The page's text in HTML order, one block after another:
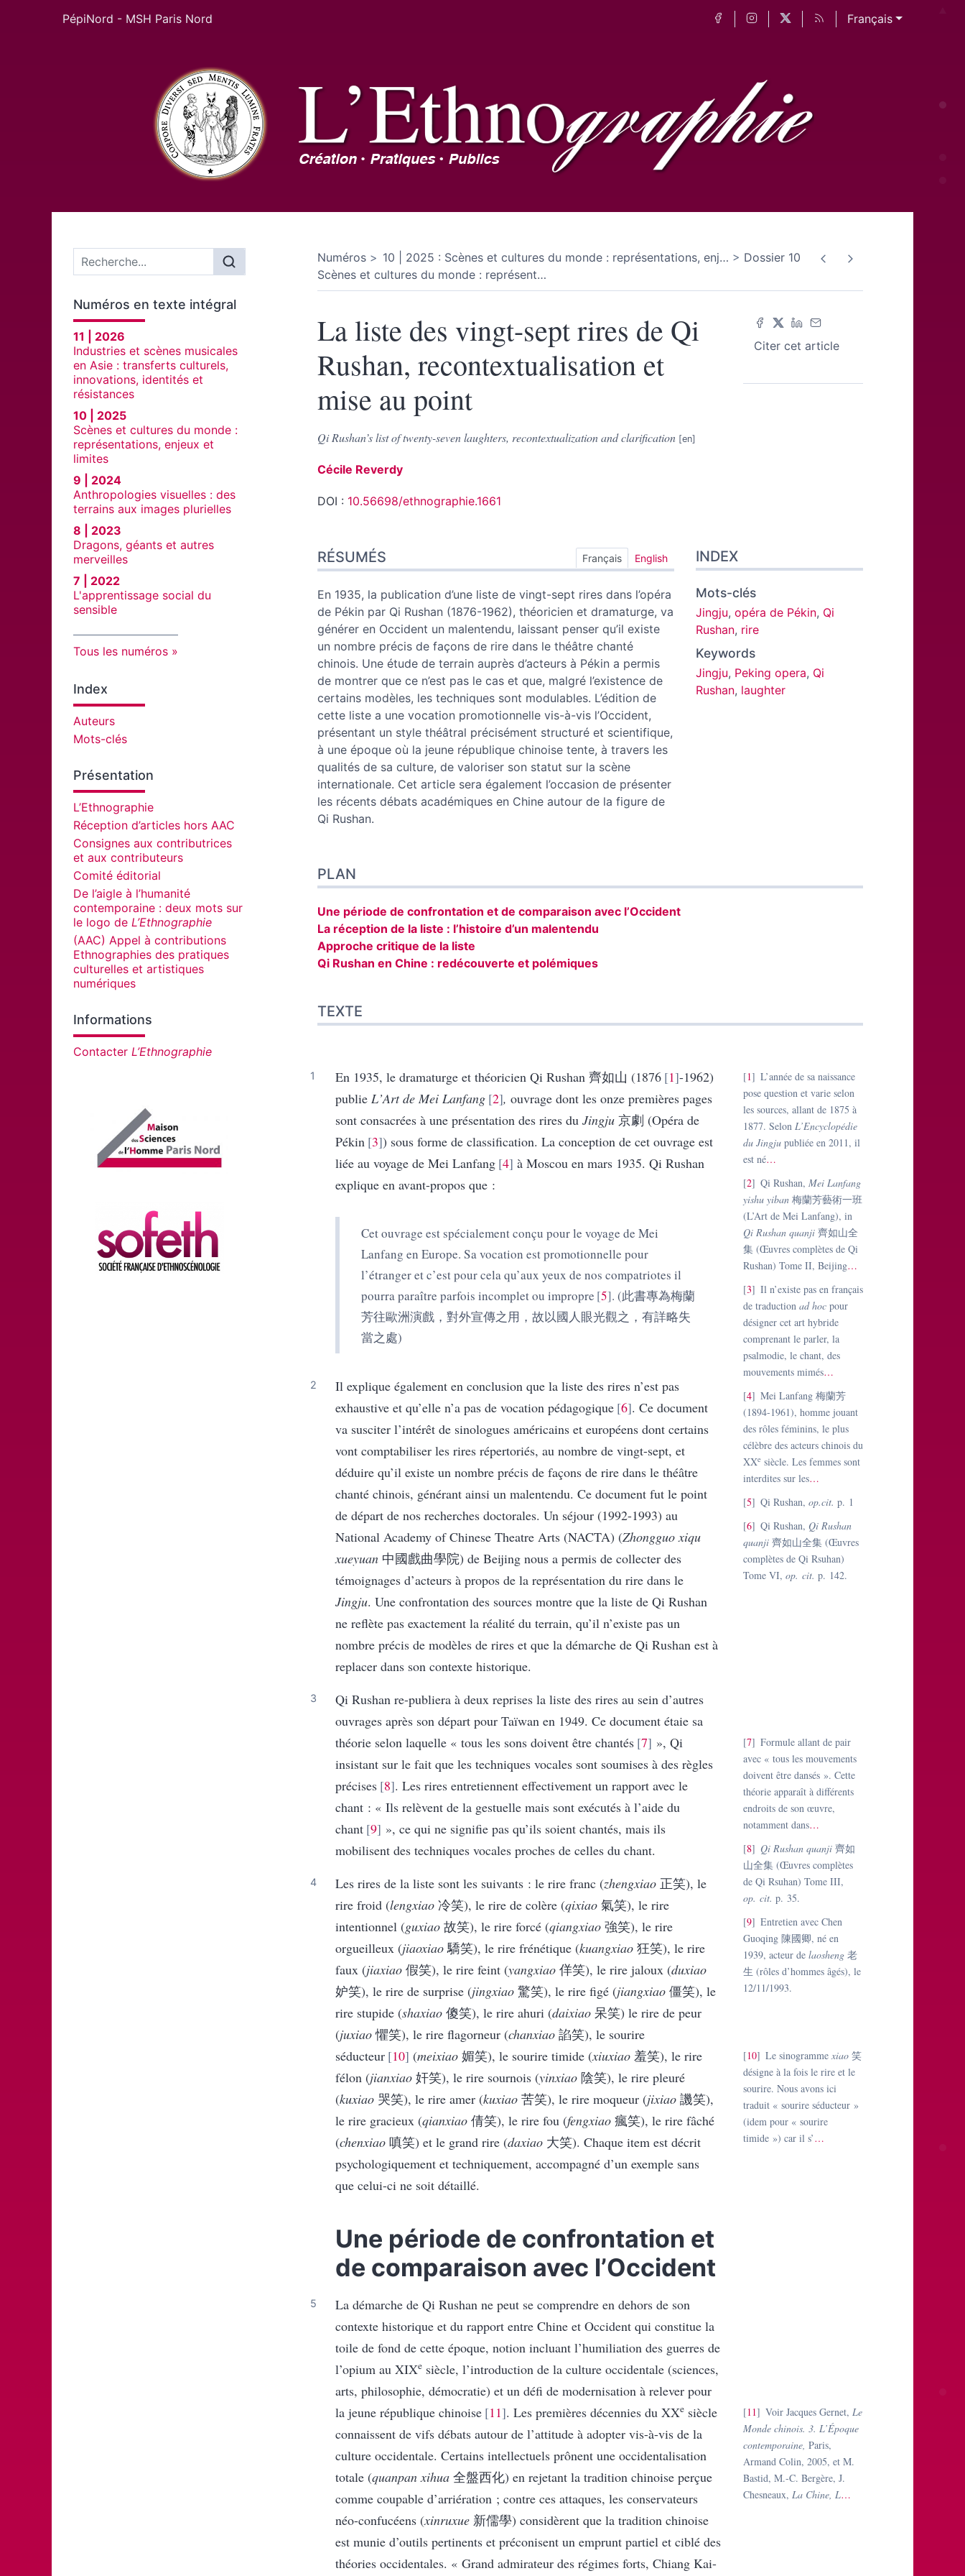
PépiNord - MSH Paris Nord Français
Menu principal
Numéros en texte intégral
11 | 2026
Industries et scènes musicales
en Asie : transferts culturels,
innovations, identités et
résistances
10 | 2025
Scènes et cultures du monde :
représentations, enjeux et
limites
9 | 2024
Anthropologies visuelles : des
terrains aux images plurielles
8 | 2023
Dragons, géants et autres
merveilles
7 | 2022
L'apprentissage social du
sensible
Tous les numéros
Index
Auteurs
Mots-clés
Présentation
L’Ethnographie
Réception d’articles hors AAC
Consignes aux contributrices
et aux contributeurs
Comité éditorial
De l’aigle à l’humanité
contemporaine : deux mots sur
le logo de L’Ethnographie
(AAC) Appel à contributions
Ethnographies des pratiques
culturelles et artistiques
numériques
Informations
Contacter L’Ethnographie
Affiliations/partenaires
Numéros 10 | 2025 : Scènes et cultures du monde : représentations, enj…
Dossier 10
Scènes et cultures du monde : représent…
Citer cet article
La liste des vingt-sept rires de Qi
Rushan, recontextualisation et
mise au point
Qi Rushan’s list of twenty-seven laughters, recontextualization and clarification
Cécile Reverdy
DOI : 10.56698/ethnographie.1661
Index
Plan
Texte
Bibliographie
Notes
Citer cet article
Auteur
RÉSUMÉS Français English
En 1935, la publication d’une liste de vingt-sept rires dans l’opéra
de Pékin par Qi Rushan (1876-1962), théoricien et dramaturge, va
générer en Occident un malentendu, laissant penser qu’il existe
un nombre précis de façons de rire dans le théâtre chanté
chinois. Une étude de terrain auprès d’acteurs à Pékin a permis
de montrer que ce n’est pas le cas et que, malgré l’existence de
certains modèles, les techniques sont modulables. L’édition de
cette liste a une vocation promotionnelle vis-à-vis l’Occident,
présentant un style théâtral précisément structuré et scientifique,
à une époque où la jeune république chinoise tente, à travers les
qualités de sa culture, de valoriser son statut sur la scène
internationale. Cet article sera également l’occasion de présenter
les récents débats académiques en Chine autour de la figure de
Qi Rushan.
INDEX
Mots-clés
Jingju, opéra de Pékin, Qi
Rushan, rire
Keywords
Jingju, Peking opera, Qi
Rushan, laughter
PLAN
Une période de confrontation et de comparaison avec l’Occident
La réception de la liste : l’histoire d’un malentendu
Approche critique de la liste
Qi Rushan en Chine : redécouverte et polémiques
TEXTE
En 1935, le dramaturge et théoricien Qi Rushan 齊如山 (1876 1 -1962)
publie L’Art de Mei Lanfang 2 , ouvrage dont les onze premières pages
sont consacrées à une présentation des rires du Jingju 京劇 (Opéra de
Pékin 3 ) sous forme de classification. La conception de cet ouvrage est
liée au voyage de Mei Lanfang 4 à Moscou en mars 1935. Qi Rushan
explique en avant-propos que :
Cet ouvrage est spécialement conçu pour le voyage de Mei
Lanfang en Europe. Sa vocation est promotionnelle pour
l’étranger et c’est pour cela qu’aux yeux de nos compatriotes il
pourra paraître parfois incomplet ou impropre 5 . (此書專為梅蘭
芳往歐洲演戲，對外宣傳之用，故以國人眼光觀之，有詳略失
當之處)
Il explique également en conclusion que la liste des rires n’est pas
exhaustive et qu’elle n’a pas de vocation pédagogique 6 . Ce document
va susciter l’intérêt de sinologues américains et européens dont certains
vont comptabiliser les rires répertoriés, au nombre de vingt-sept, et
déduire qu’il existe un nombre précis de façons de rire dans le théâtre
chanté chinois, générant ainsi un malentendu. Ce document fut le point
de départ de nos recherches doctorales. Un séjour (1992-1993) au
National Academy of Chinese Theatre Arts (NACTA) (Zhongguo xiqu
xueyuan 中國戲曲學院) de Beijing nous a permis de collecter des
témoignages d’acteurs à propos de la représentation du rire dans le
Jingju. Une confrontation des sources montre que la liste de Qi Rushan
ne reflète pas exactement la réalité du terrain, qu’il n’existe pas un
nombre précis de modèles de rires et que la démarche de Qi Rushan est à
replacer dans son contexte historique.
Qi Rushan re-publiera à deux reprises la liste des rires au sein d’autres
ouvrages après son départ pour Taïwan en 1949. Ce document étaie sa
théorie selon laquelle « tous les sons doivent être chantés 7 », Qi
insistant sur le fait que les techniques vocales sont soumises à des règles
précises 8 . Les rires entretiennent effectivement un rapport avec le
chant : « Ils relèvent de la gestuelle mais sont exécutés à l’aide du
chant 9 », ce qui ne signifie pas qu’ils soient chantés, mais ils
mobilisent des techniques vocales proches de celles du chant.
Les rires de la liste sont les suivants : le rire franc (zhengxiao 正笑), le
rire froid (lengxiao 冷笑), le rire de colère (qixiao 氣笑), le rire
intentionnel (guxiao 故笑), le rire forcé (qiangxiao 強笑), le rire
orgueilleux (jiaoxiao驕笑), le rire frénétique (kuangxiao 狂笑), le rire
faux (jiaxiao 假笑), le rire feint (yangxiao 佯笑), le rire jaloux (duxiao
妒笑), le rire de surprise (jingxiao 驚笑), le rire figé (jiangxiao 僵笑), le
rire stupide (shaxiao 傻笑), le rire ahuri (daixiao 呆笑) le rire de peur
(juxiao懼笑), le rire flagorneur (chanxiao 諂笑), le sourire
séducteur 10 (meixiao 媚笑), le sourire timide (xiuxiao 羞笑), le rire
félon (jianxiao 奸笑), le rire sournois (yinxiao 陰笑), le rire pleuré
(kuxiao 哭笑), le rire amer (kuxiao 苦笑), le rire moqueur (jixiao 譏笑),
le rire gracieux (qianxiao 倩笑), le rire fou (fengxiao 瘋笑), le rire fâché
(chenxiao 嗔笑) et le grand rire (daxiao 大笑). Chaque item est décrit
psychologiquement et techniquement, accompagné d’un exemple sans
que celui-ci ne soit détaillé.
Une période de confrontation et
de comparaison avec l’Occident
La démarche de Qi Rushan ne peut se comprendre en dehors de son
contexte historique et du rapport entre Chine et Occident qui constitue la
toile de fond de cette époque, notion incluant l’humiliation des guerres de
l’opium au XIXe siècle, l’introduction de la culture occidentale (sciences,
arts, philosophie, démocratie) et un défi de modernisation à relever pour
la jeune république chinoise 11 . Les premières décennies du XXesiècle
connaissent de vifs débats autour de l’attitude à adopter vis-à-vis de la
culture occidentale. Certains intellectuels prônent une occidentalisation
totale (quanpan xihua 全盤西化) en rejetant la tradition chinoise perçue
comme coupable d’arriération ; contre ces attaques, les conservateurs
néo-confucéens (xinruxue 新儒學) considèrent que la tradition chinoise
est munie d’outils pertinents et préconisent un emprunt partiel et ciblé des
théories occidentales. « Grand admirateur des régimes forts, Chiang Kai-
1
L’année de sa naissance
pose question et varie selon
les sources, allant de 1875 à
1877. Selon L’Encyclopédie
du Jingjupubliée en 2011, il
est né…
2
Qi Rushan, Mei Lanfang
yishu yiban 梅蘭芳藝術一班
(L’Art de Mei Lanfang), in
Qi Rushan quanji 齊如山全
集(Œuvres complètes de Qi
Rushan) Tome II, Beijing…
3
Il n’existe pas en français
de traduction ad hocpour
désigner cet art hybride
comprenant le parler, la
psalmodie, le chant, des
mouvements mimés…
4
Mei Lanfang 梅蘭芳
(1894-1961), homme jouant
des rôles féminins, le plus
célèbre des acteurs chinois du
XXe siècle. Les femmes sont
interdites sur les…
5
Qi Rushan, op.cit. p. 1
6
Qi Rushan, Qi Rushan
quanji 齊如山全集(Œuvres
complètes de Qi Rsuhan)
Tome VI, op. cit. p. 142.
7
Formule allant de pair
avec « tous les mouvements
doivent être dansés ». Cette
théorie apparaît à différents
endroits de son œuvre,
notamment dans…
8
Qi Rushan quanji 齊如
山全集(Œuvres complètes
de Qi Rsuhan) Tome III,
op. cit. p. 35.
9
Entretien avec Chen
Guoqing 陳國卿, né en
1939, acteur de laosheng 老
生 (rôles d’hommes âgés), le
12/11/1993.
10 Le sinogrammexiao 笑
désigne à la fois le rire et le
sourire. Nous avons ici
traduit « sourire séducteur »
(idem pour « sourire
timide ») car il s’…
11 Voir Jacques Gernet, Le
Monde chinois. 3. L’Époque
contemporaine, Paris,
Armand Colin, 2005, et M.
Bastid, M.-C. Bergère, J.
Chesneaux, La Chine, L…